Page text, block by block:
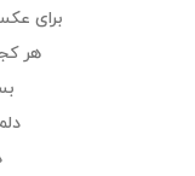
برای
هر